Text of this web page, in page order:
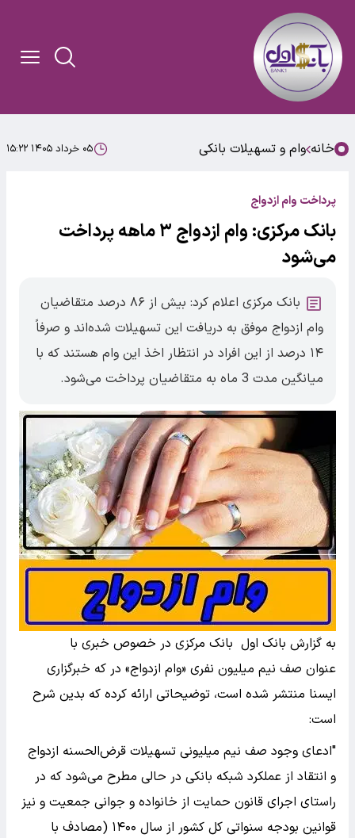
خانه وام و تسهیلات بانکی ۰۵ خرداد ۱۴۰۵ ۱۵:۲۲
پرداخت وام ازدواج
بانک مرکزی: وام ازدواج ۳ ماهه پرداخت
می‌شود
بانک مرکزی اعلام کرد: بیش از ۸۶ درصد متقاضیان
وام ازدواج موفق به دریافت این تسهیلات شده‌اند و صرفاً
۱۴ درصد از این افراد در انتظار اخذ این وام هستند که با
میانگین مدت 3 ماه به متقاضیان پرداخت می‌شود.
به گزارش بانک اول بانک مرکزی در خصوص خبری با
عنوان صف نیم میلیون نفری «وام ازدواج» در که خبرگزاری
ایسنا منتشر شده است، توضیحاتی ارائه کرده که بدین شرح
است:
"ادعای وجود صف نیم میلیونی تسهیلات قرض‌الحسنه ازدواج
و انتقاد از عملکرد شبکه بانکی در حالی مطرح می‌شود که در
راستای اجرای قانون حمایت از خانواده و جوانی جمعیت و نیز
قوانین بودجه سنواتی کل کشور از سال ۱۴۰۰ (مصادف با